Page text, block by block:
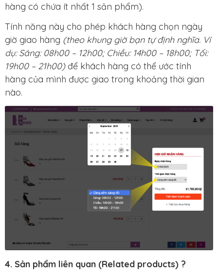
hàng có chứa ít nhất 1 sản phẩm).
Tính năng này cho phép khách hàng chọn ngày
giờ giao hàng (theo khung giờ bạn tự định nghĩa. Ví
dụ: Sáng: 08h00 – 12h00; Chiều: 14h00 – 18h00; Tối:
19h00 – 21h00)để khách hàng có thể ước tính
hàng của mình được giao trong khoảng thời gian
nào.
4. Sản phẩm liên quan (Related products) ?